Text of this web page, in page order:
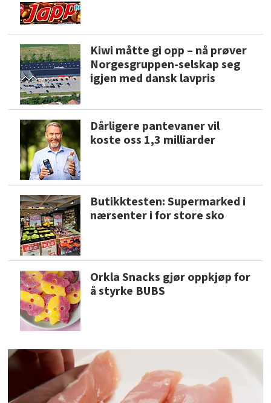
Kiwi måtte gi opp – nå prøver
Norgesgruppen-selskap seg
igjen med dansk lavpris
Dårligere pantevaner vil
koste oss 1,3 milliarder
Butikktesten: Supermarked i
nærsenter i for store sko
Orkla Snacks gjør oppkjøp for
å styrke BUBS